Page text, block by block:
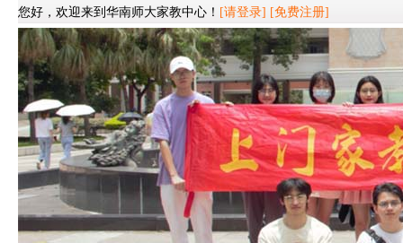
您好，欢迎来到华南师大家教中心！ [请登录] [免费注册]